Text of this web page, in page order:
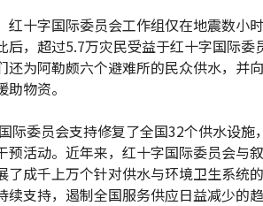
红十字国际委员会工作组仅在地震数小
后，超过5.7万灾民受益于红十字国际委
还为阿勒颇六个避难所的民众供水，并
物资。
际委员会支持修复了全国32个供水设施
预活动。近年来，红十字国际委员会与
了成千上万个针对供水与环境卫生系统
续支持，遏制全国服务供应日益减少的趋